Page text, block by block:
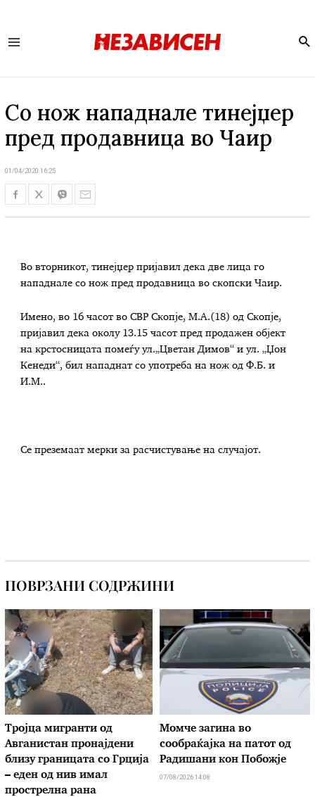
Со нож нападнале тинејџер
пред продавница во Чаир
01/04/2020 16:25
Во вторникот, тинејџер пријавил дека две лица го
нападнале со нож пред продавница во скопски Чаир.
Имено, во 16 часот во СВР Скопје, М.А.(18) од Скопје,
пријавил дека околу 13.15 часот пред продажен објект
на крстосницата помеѓу ул.„Цветан Димов“ и ул. „Џон
Кенеди“, бил нападнат со употреба на нож од Ф.Б. и
И.М..
Се преземаат мерки за расчистување на случајот.
ПОВРЗАНИ СОДРЖИНИ
Тројца мигранти од
Авганистан пронајдени
близу границата со Грција
– еден од нив имал
прострелна рана
Момче загина во
сообраќајка на патот од
Радишани кон Побожје
07/08/2026 14:08